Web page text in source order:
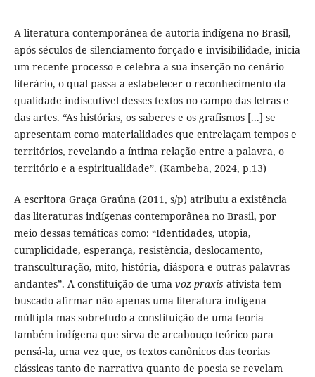
A literatura contemporânea de autoria indígena no Brasil,
após séculos de silenciamento forçado e invisibilidade, inicia
um recente processo e celebra a sua inserção no cenário
literário, o qual passa a estabelecer o reconhecimento da
qualidade indiscutível desses textos no campo das letras e
das artes. “As histórias, os saberes e os grafismos [...] se
apresentam como materialidades que entrelaçam tempos e
territórios, revelando a íntima relação entre a palavra, o
território e a espiritualidade”. (Kambeba, 2024, p.13)
A escritora Graça Graúna (2011, s/p) atribuiu a existência
das literaturas indígenas contemporânea no Brasil, por
meio dessas temáticas como: “Identidades, utopia,
cumplicidade, esperança, resistência, deslocamento,
transculturação, mito, história, diáspora e outras palavras
andantes”. A constituição de uma voz-praxis ativista tem
buscado afirmar não apenas uma literatura indígena
múltipla mas sobretudo a constituição de uma teoria
também indígena que sirva de arcabouço teórico para
pensá-la, uma vez que, os textos canônicos das teorias
clássicas tanto de narrativa quanto de poesia se revelam